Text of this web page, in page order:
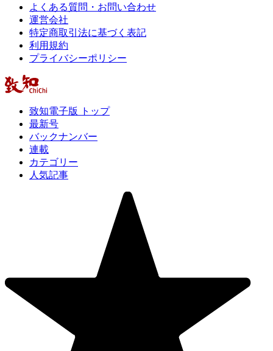
よくある質問・お問い合わせ
運営会社
特定商取引法に基づく表記
利用規約
プライバシーポリシー
致知電子版 トップ
最新号
バックナンバー
連載
カテゴリー
人気記事